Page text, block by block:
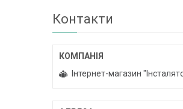
Контакти
Інтернет-магазин